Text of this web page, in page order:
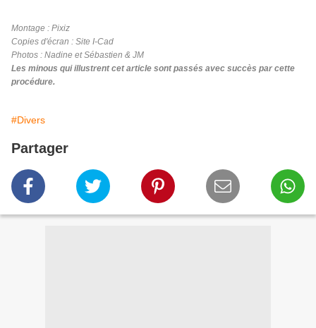
Montage : Pixiz
Copies d'écran : Site I-Cad
Photos : Nadine et Sébastien & JM
Les minous qui illustrent cet article sont passés avec succès par cette
procédure.
#Divers
Partager